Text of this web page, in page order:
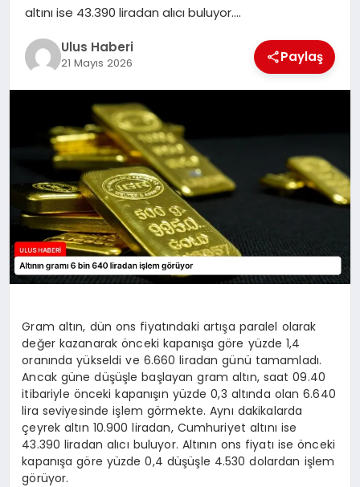
YAŞAM
altını ise 43.390 liradan alıcı buluyor….
Ulus Haberi
21 Mayıs 2026 Paylaş
Gram altın, dün ons fiyatındaki artışa paralel olarak
değer kazanarak önceki kapanışa göre yüzde 1,4
oranında yükseldi ve 6.660 liradan günü tamamladı.
Ancak güne düşüşle başlayan gram altın, saat 09.40
itibariyle önceki kapanışın yüzde 0,3 altında olan 6.640
lira seviyesinde işlem görmekte. Aynı dakikalarda
çeyrek altın 10.900 liradan, Cumhuriyet altını ise
43.390 liradan alıcı buluyor. Altının ons fiyatı ise önceki
kapanışa göre yüzde 0,4 düşüşle 4.530 dolardan işlem
görüyor.